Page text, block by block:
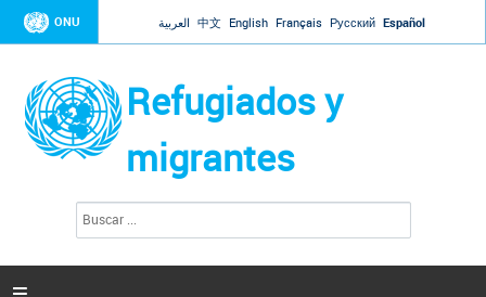
Jump to navigation
ONU العربية 中文 English Français Русский Español
Refugiados y
migrantes
s